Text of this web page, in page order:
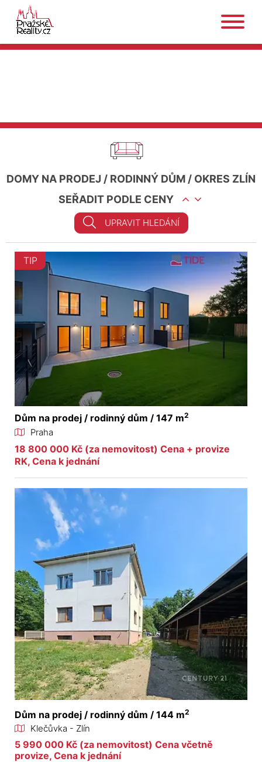
DOMY NA PRODEJ / RODINNÝ DŮM / OKRES ZLÍN
SEŘADIT PODLE CENY
UPRAVIT HLEDÁNÍ
TIP
Dům na prodej / rodinný dům / 147 m2
Praha
18 800 000 Kč (za nemovitost) Cena + provize
RK, Cena k jednání
Dům na prodej / rodinný dům / 144 m2
Klečůvka - Zlín
5 990 000 Kč (za nemovitost) Cena včetně
provize, Cena k jednání